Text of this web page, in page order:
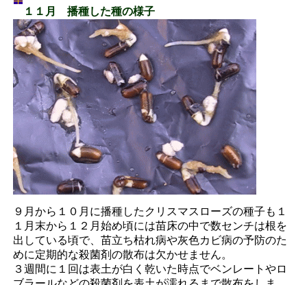
１１月 播種した種の様子
９月から１０月に播種したクリスマスローズの種子も１
１月末から１２月始め頃には苗床の中で数センチは根を
出している頃で、苗立ち枯れ病や灰色カビ病の予防のた
めに定期的な殺菌剤の散布は欠かせません。
３週間に１回は表土が白く乾いた時点でベンレートやロ